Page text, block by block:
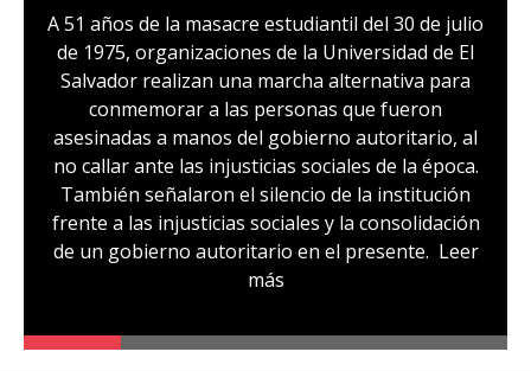
A 51 años de la masacre estudiantil del 30 de julio
de 1975, organizaciones de la Universidad de El
Salvador realizan una marcha alternativa para
conmemorar a las personas que fueron
asesinadas a manos del gobierno autoritario, al
no callar ante las injusticias sociales de la época.
También señalaron el silencio de la institución
frente a las injusticias sociales y la consolidación
de un gobierno autoritario en el presente. Leer
más